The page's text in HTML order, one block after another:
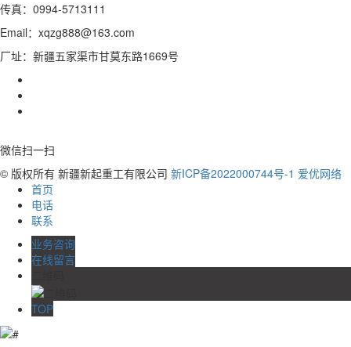
传真：0994-5713111
Email：xqzg888@163.com
厂址：新疆五家渠市甘莫东路1669号
微信扫一扫
© 版权所有 新疆新起重工有限公司 新ICP备2022000744号-1 爱优网络
首页
电话
联系
业务咨询
在线留言
TOP